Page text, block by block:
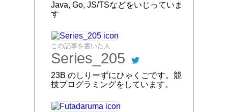
Java, Go, JS/TSなどをいじっていま
す
この記事を書いた人
Series_205
23B のしりーずにひゃくごです。競
技プログラミングをしています。